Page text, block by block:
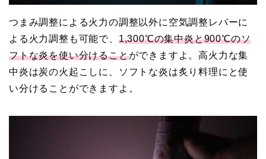
つまみ調整による火力の調整以外に空気調整レバーに
よる火力調整も可能で、 1,300℃の集中炎と900℃のソ
フトな炎を使い分けることができますよ。高火力な集
中炎は炭の火起こしに、ソフトな炎は炙り料理にと使
い分けることができますよ。